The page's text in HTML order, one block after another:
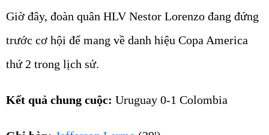
Giờ đây, đoàn quân HLV Nestor Lorenzo đang đứng
trước cơ hội để mang về danh hiệu Copa America
thứ 2 trong lịch sử.
Kết quả chung cuộc: Uruguay 0-1 Colombia